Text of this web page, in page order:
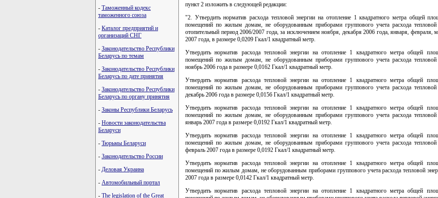
- Таможенный кодекс
таможенного союза
- Каталог предприятий и
организаций СНГ
- Законодательство Республики
Беларусь по темам
- Законодательство Республики
Беларусь по дате принятия
- Законодательство Республики
Беларусь по органу принятия
- Законы Республики Беларусь
- Новости законодательства
Беларуси
- Тюрьмы Беларуси
- Законодательство России
- Деловая Украина
- Автомобильный портал
- The legislation of the Great
пункт 2 изложить в следующей редакции:
"2. Утвердить норматив расхода тепловой энергии на отопление 1 квадратного метра общей
помещений по жилым домам, не оборудованным приборами группового учета расхода тепловой
отопительный период 2006/2007 года, за исключением ноября, декабря 2006 года, января, февраля,
2007 года, в размере 0,0209 Гкал/1 квадратный метр.
Утвердить норматив расхода тепловой энергии на отопление 1 квадратного метра общей
помещений по жилым домам, не оборудованным приборами группового учета расхода тепловой
ноябрь 2006 года в размере 0,0162 Гкал/1 квадратный метр.
Утвердить норматив расхода тепловой энергии на отопление 1 квадратного метра общей
помещений по жилым домам, не оборудованным приборами группового учета расхода тепловой
декабрь 2006 года в размере 0,0156 Гкал/1 квадратный метр.
Утвердить норматив расхода тепловой энергии на отопление 1 квадратного метра общей
помещений по жилым домам, не оборудованным приборами группового учета расхода тепловой
январь 2007 года в размере 0,0192 Гкал/1 квадратный метр.
Утвердить норматив расхода тепловой энергии на отопление 1 квадратного метра общей
помещений по жилым домам, не оборудованным приборами группового учета расхода тепловой
февраль 2007 года в размере 0,0192 Гкал/1 квадратный метр.
Утвердить норматив расхода тепловой энергии на отопление 1 квадратного метра общей
помещений по жилым домам, не оборудованным приборами группового учета расхода тепловой
2007 года в размере 0,0142 Гкал/1 квадратный метр.
Утвердить норматив расхода тепловой энергии на отопление 1 квадратного метра общей